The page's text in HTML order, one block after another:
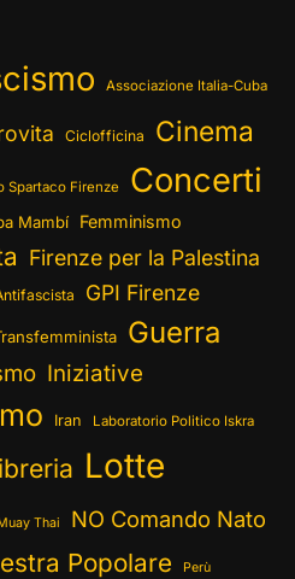
Associazione Italia-Cuba
Ciclofficina Cinema
Spartaco Firenze Concerti
Mambí Femminismo
Firenze per la Palestina
GPI Firenze
Guerra
Iniziative
Iran Laboratorio Politico Iskra
Lotte
Thai NO Comando Nato
Popolare Perù